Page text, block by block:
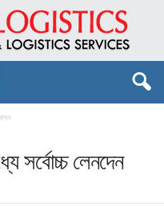
সর্বোচ্চ লেনদেন